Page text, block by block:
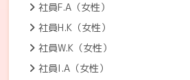
社員F.A（女性）
社員H.K（女性）
社員W.K（女性）
社員I.A（女性）